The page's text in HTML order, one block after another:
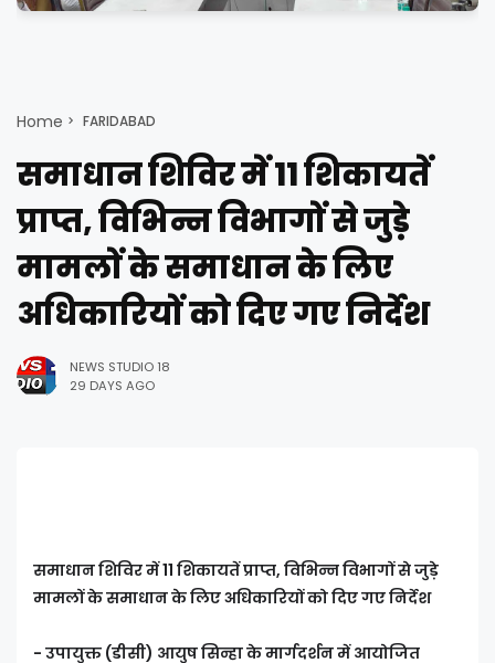
Home FARIDABAD
समाधान शिविर में 11 शिकायतें
प्राप्त, विभिन्न विभागों से जुड़े
मामलों के समाधान के लिए
अधिकारियों को दिए गए निर्देश
NEWS STUDIO 18
29 DAYS AGO
समाधान शिविर में 11 शिकायतें प्राप्त, विभिन्न विभागों से जुड़े
मामलों के समाधान के लिए अधिकारियों को दिए गए निर्देश
- उपायुक्त (डीसी) आयुष सिन्हा के मार्गदर्शन में आयोजित